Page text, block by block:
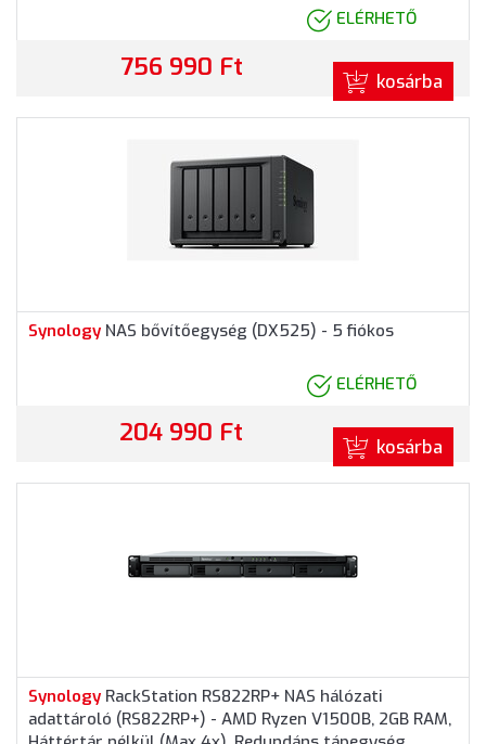
ELÉRHETŐ
756 990 Ft kosárba
Synology NAS bővítőegység (DX525) - 5 fiókos
ELÉRHETŐ
204 990 Ft kosárba
Synology RackStation RS822RP+ NAS hálózati
adattároló (RS822RP+) - AMD Ryzen V1500B, 2GB RAM,